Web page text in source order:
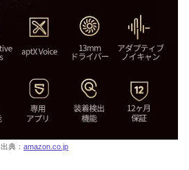
出典： amazon.co.jp